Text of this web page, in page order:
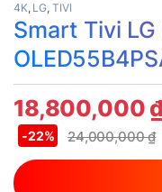
4K, LG, TIVI
Smart Tivi
18,800,000
24,000,000₫
-22%